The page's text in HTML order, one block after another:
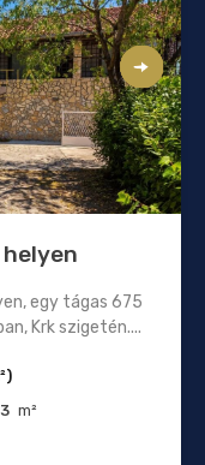
egy tágas 675
Krk szigetén....
m²